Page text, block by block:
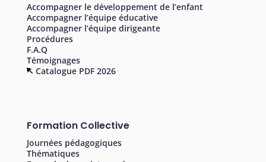
Accompagner le développement de l’enfant
Accompagner l’équipe éducative
Accompagner l’équipe dirigeante
Procédures
F.A.Q
Témoignages
Catalogue PDF 2026
Formation Collective
Journées pédagogiques
Thématiques